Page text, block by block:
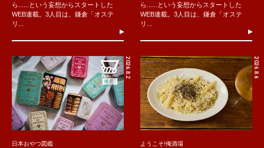
ら......という妄想からスタートした
WEB連載。3人目は、鎌倉「オステ
リ...
ら......という妄想からスタートした
WEB連載。3人目は、鎌倉「オステ
リ...
2026.8.2
日本おやつ図鑑
2026.8.6
ようこそ!俺酒場